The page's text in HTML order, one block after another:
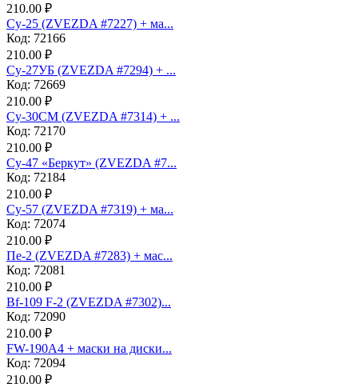
210.00 ₽
Су-25 (ZVEZDA #7227) + ма...
Код: 72166
210.00 ₽
Су-27УБ (ZVEZDA #7294) + ...
Код: 72669
210.00 ₽
Су-30СМ (ZVEZDA #7314) + ...
Код: 72170
210.00 ₽
Су-47 «Беркут» (ZVEZDA #7...
Код: 72184
210.00 ₽
Су-57 (ZVEZDA #7319) + ма...
Код: 72074
210.00 ₽
Пе-2 (ZVEZDA #7283) + мас...
Код: 72081
210.00 ₽
Bf-109 F-2 (ZVEZDA #7302)...
Код: 72090
210.00 ₽
FW-190A4 + маски на диски...
Код: 72094
210.00 ₽